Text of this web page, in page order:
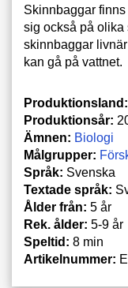
Skinnbaggar
sig också på olika
skinnbaggar
kan gå på vattnet.
Produktionsland:
Produktionsår:
Ämnen: Biologi
Målgrupper:
Språk: Svenska
Textade språk:
Ålder från: 5 år
Rek. ålder: 5-9 år
Speltid: 8 min
Artikelnummer: